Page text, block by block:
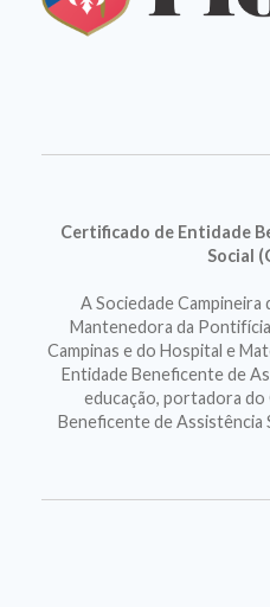
Certificado de Entidade
Social
A Sociedade
Mantenedora da
Campinas e do Hospital e
Entidade Beneficente de
educação, portadora
Beneficente de Assistência